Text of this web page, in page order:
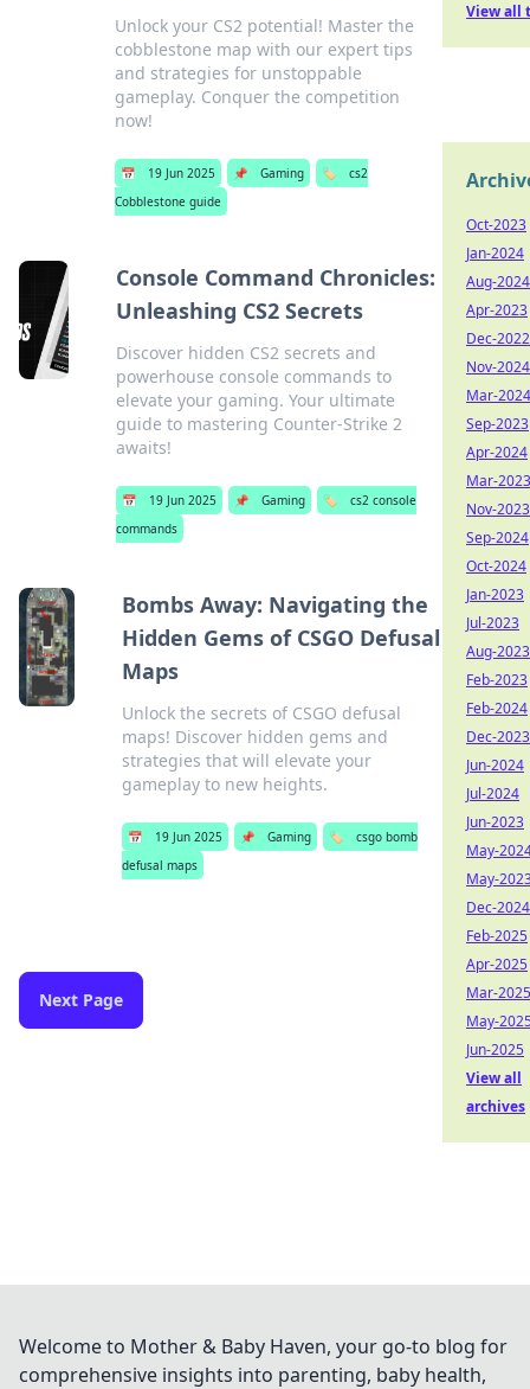
Unlock your CS2 potential! Master the
cobblestone map with our expert tips
and strategies for unstoppable
gameplay. Conquer the competition
now!
📅 19 Jun 2025 📌 Gaming 🏷️
cs2
Cobblestone guide
Console Command Chronicles:
Unleashing CS2 Secrets
Discover hidden CS2 secrets and
powerhouse console commands to
elevate your gaming. Your ultimate
guide to mastering Counter-Strike 2
awaits!
📅 19 Jun 2025 📌 Gaming 🏷️
cs2 console
commands
Bombs Away: Navigating the
Hidden Gems of CSGO Defusal
Maps
Unlock the secrets of CSGO defusal
maps! Discover hidden gems and
strategies that will elevate your
gameplay to new heights.
📅 19 Jun 2025 📌 Gaming 🏷️
csgo bomb
defusal maps
Next Page
View all
Oct-2023
Jan-2024
Aug-2024
Apr-2023
Dec-2022
Nov-2024
Mar-2024
Sep-2023
Apr-2024
Mar-2023
Nov-2023
Sep-2024
Oct-2024
Jan-2023
Jul-2023
Aug-2023
Feb-2023
Feb-2024
Dec-2023
Jun-2024
Jul-2024
Jun-2023
May-
May-
Dec-2024
Feb-2025
Apr-2025
Mar-2025
May-
Jun-2025
View all
archives
Welcome to Mother & Baby Haven, your go-to blog for
comprehensive insights into parenting, baby health,